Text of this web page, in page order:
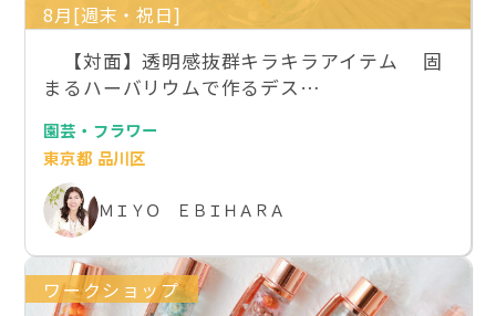
8月[週末・祝日]
【対面】透明感抜群キラキラアイテム 固
まるハーバリウムで作るデス…
園芸・フラワー
東京都 品川区
ＭＩＹＯ ＥＢＩＨＡＲＡ
ワークショップ